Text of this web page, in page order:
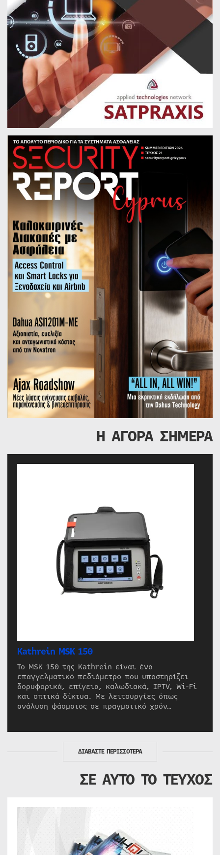
Η ΑΓΟΡΑ ΣΗΜΕΡΑ
Kathrein MSK 150
Το MSK 150 της Kathrein είναι ένα
επαγγελματικό πεδιόμετρο που υποστηρίζει
δορυφορικά, επίγεια, καλωδιακά, IPTV, Wi-Fi
και οπτικά δίκτυα. Με λειτουργίες όπως
ανάλυση φάσματος σε πραγματικό χρόν…
ΔΙΑΒΑΣΤΕ ΠΕΡΙΣΣΟΤΕΡΑ
ΣΕ ΑΥΤΟ ΤΟ ΤΕΥΧΟΣ